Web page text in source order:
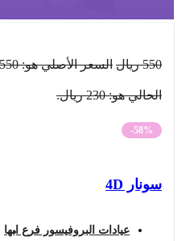
ريال السعر الأصلي هو: 550 ريال.
الحالي هو: 230 ريال.
-58%
سونار 4D
عيادات البروفيسور فرع ابها